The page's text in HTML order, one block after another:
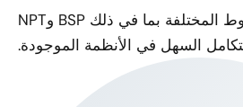
متوافق مع معايير الخيوط المختلفة بما في ذلك BSP وNPT